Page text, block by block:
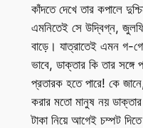
কাঁদতে দেখে তার কপালে
এমনিতেই সে উদ্বিগ্ন,
বাড়ে। যাত্রাতেই এমন গ-
ভাবে, ডাক্তার কি তার
প্রতারক হতে পারে! কে
করার মতো মানুষ নয়
টাকা নিয়ে আগেই চম্পট